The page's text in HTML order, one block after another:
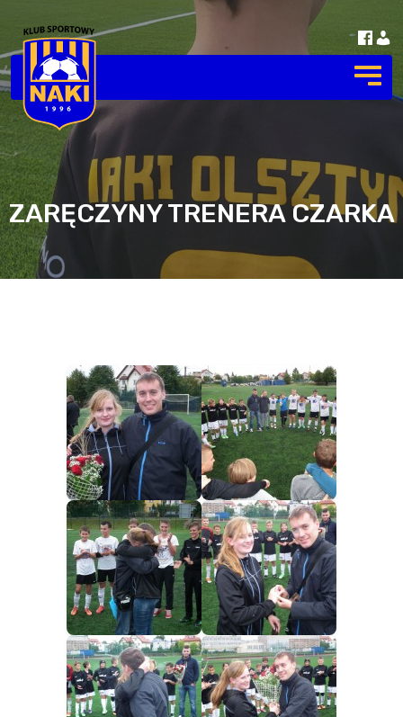
ZARĘCZYNY TRENERA CZARKA